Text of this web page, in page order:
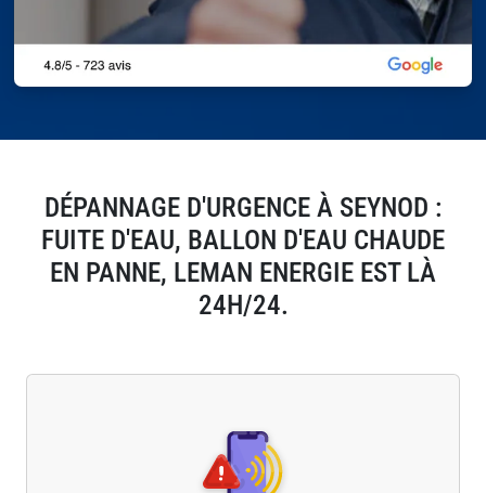
DÉPANNAGE D'URGENCE À SEYNOD :
FUITE D'EAU, BALLON D'EAU CHAUDE
EN PANNE, LEMAN ENERGIE EST LÀ
24H/24.